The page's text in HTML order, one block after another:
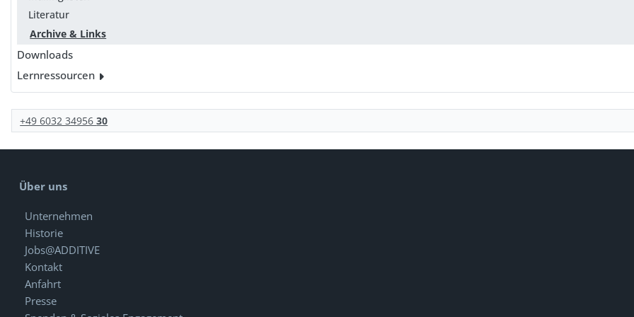
Literatur
Archive & Links
Downloads
Lernressourcen
+49 6032 3495630
Über uns
Unternehmen
Historie
Jobs@ADDITIVE
Kontakt
Anfahrt
Presse